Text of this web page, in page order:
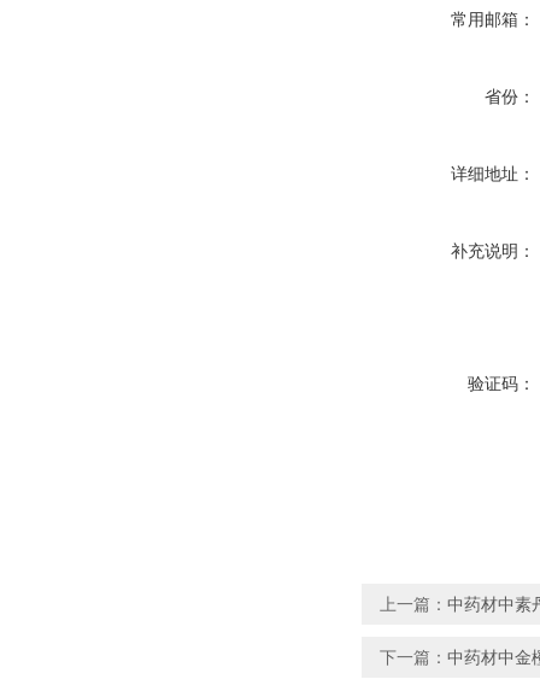
常用邮箱：
省份：
详细地址：
补充说明：
验证码：
上一篇： 中药材中素
下一篇： 中药材中金